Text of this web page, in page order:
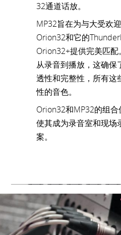
32通道话放。
MP32旨在为与大受欢
Orion32和它的
Orion32+提供完美匹配
从录音到播放，这确保
透性和完整性，所有这
性的音色。
Orion32和MP32的组
使其成为录音室和现场
案。